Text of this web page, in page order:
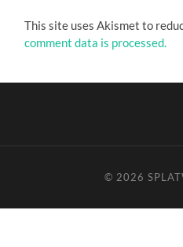
This site uses Akismet to
comment data is processed.
© 2026